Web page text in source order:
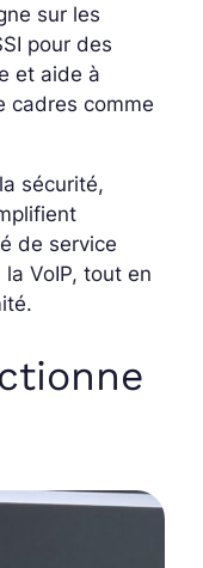
sur les
pour des
et aide à
cadres comme
sécurité,
de service
VoIP, tout en